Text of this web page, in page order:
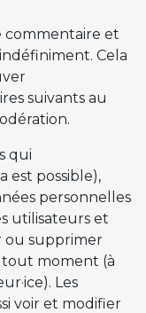
commentaire et
Cela
suivants au
qui
est possible),
personnelles
utilisateurs et
ou supprimer
tout moment (à
Les
voir et modifier